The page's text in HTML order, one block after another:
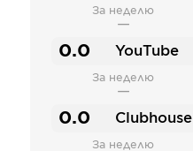
За неделю
—
0.0 YouTube
За неделю
—
0.0 Clubhouse
За неделю